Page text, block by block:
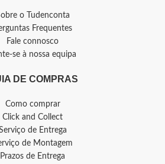
o Tudenconta
Frequentes
Fale connosco
se à nossa equipa
DE COMPRAS
Como comprar
Click and Collect
de Entrega
de Montagem
Prazos de Entrega